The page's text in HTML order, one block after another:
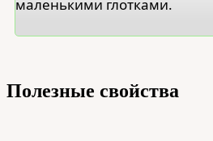
маленькими глотками.
Полезные свойства